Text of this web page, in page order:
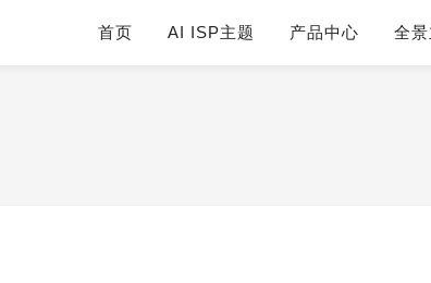
首页 AI ISP主题 产品中心 全